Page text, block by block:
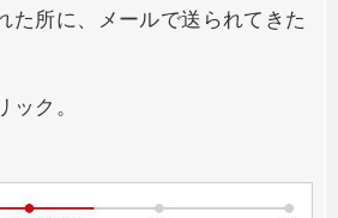
た所に、メールで送られてきた
ック。